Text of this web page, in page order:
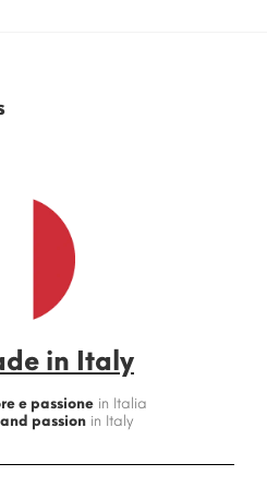
in Italy
e passione in Italia
and passionin Italy